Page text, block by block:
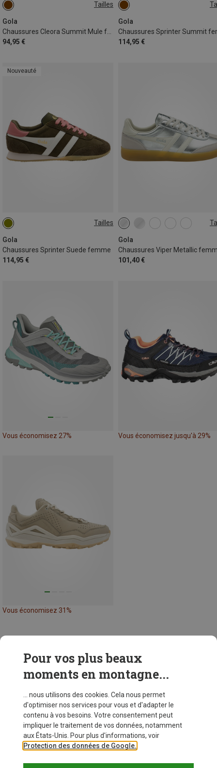
Tailles
Gola
94,95 €
Gola
114,95 €
Nouveauté
Tailles
Gola
Chaussures Sprinter Suede femme
114,95 €
Gola
Chaussures Viper Metallic
101,40 €
36 37 38 39
42
Vous économisez 27% Vous économisez jusqu'à 29%
Vous économisez 31%
VOIR PLUS D'ARTICLES
Similaires à ceux vus récemment
Pour vos plus beaux
moments en montagne...
... nous utilisons des cookies. Cela nous permet
d'optimiser nos services pour vous et d'adapter le
contenu à vos besoins. Votre consentement peut
impliquer le traitement de vos données, notamment
aux États-Unis. Pour plus d'informations, voir
Protection des données de Google.